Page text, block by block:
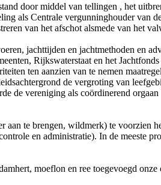
door middel van tellingen , het
als Centrale vergunninghouder van
van het afschot alsmede van het
jachttijden en jachtmethoden en
Rijkswaterstaat en het
ten aanzien van te nemen
de vergroting van
de vereniging als coördinerend
te brengen, wildmerk) te voorzien
en administratie). In de meeste
moeflon en ree toegevoegd